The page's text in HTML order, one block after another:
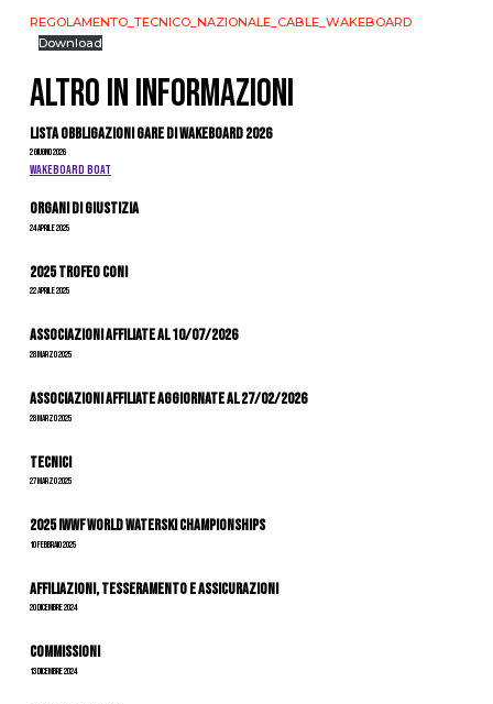
REGOLAMENTO_TECNICO_NAZIONALE_CABLE_WAKEBOARD
Download
ALTRO IN INFORMAZIONI
Lista Obbligazioni Gare di Wakeboard 2026
2 Giugno 2026
WAKEBOARD BOAT
Organi di giustizia
24 Aprile 2025
2025 Trofeo Coni
22 Aprile 2025
Associazioni Affiliate al 10/07/2026
28 Marzo 2025
ASSOCIAZIONI AFFILIATE AGGIORNATE AL 27/02/2026
28 Marzo 2025
Tecnici
27 Marzo 2025
2025 IWWF World Waterski Championships
10 Febbraio 2025
Affiliazioni, tesseramento e assicurazioni
20 Dicembre 2024
Commissioni
13 Dicembre 2024